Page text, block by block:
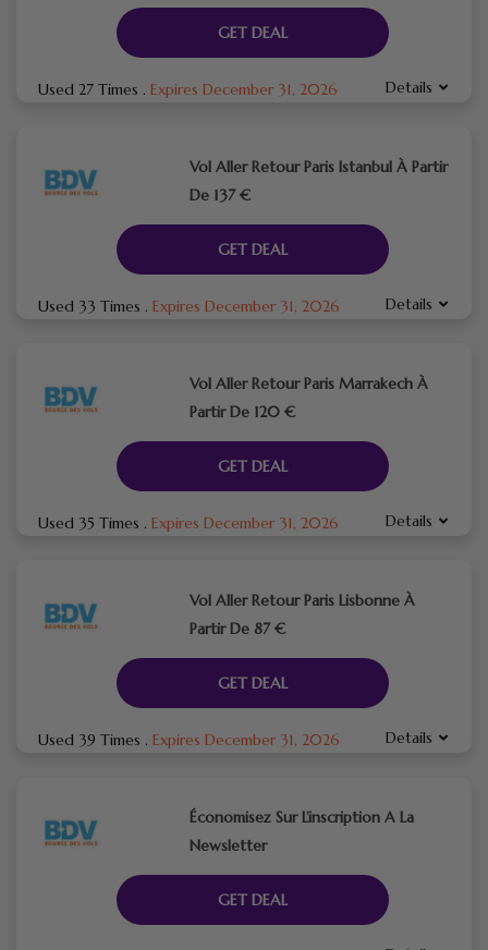
GET DEAL
Used 27 Times . Expires December 31, 2026 Details
Vol Aller Retour Paris Istanbul À Partir
De 137 €
GET DEAL
Used 33 Times . Expires December 31, 2026 Details
Vol Aller Retour Paris Marrakech À
Partir De 120 €
GET DEAL
Used 35 Times . Expires December 31, 2026 Details
Vol Aller Retour Paris Lisbonne À
Partir De 87 €
GET DEAL
Used 39 Times . Expires December 31, 2026 Details
Économisez Sur L’inscription A La
Newsletter
GET DEAL